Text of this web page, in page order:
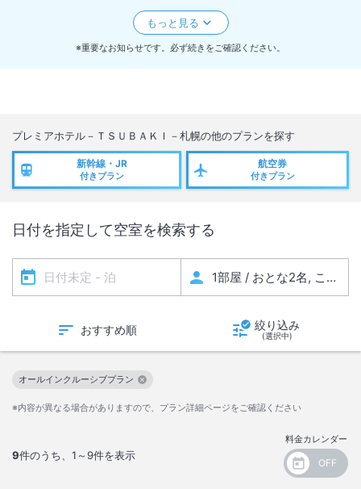
階段より誘導いたしますので、外出をされるお客様はフロントにご連絡
・停電の間は非常灯が点灯致します。
さい。
・全館の空調が一時的に停止致します。毛布等ご用意しておりますの
で、ご希望の方はフロントにご連絡ください。
失われる等の障害が発生する可能性がございます。
お願い致します。
※重要なお知らせです。必ず続きをご確認ください。
プレミアホテル－ＴＳＵＢＡＫＩ－札幌の他のプランを探す
新幹線・JR
付きプラン
航空券
付きプラン
日付を指定して空室を検索する
おすすめ順 絞り込み
(選択中)
9件のうち、 1～9件を表示
料金カレンダー
オールインクルーシブプラン
この絞り込み条件を解除
※内容が異なる場合がありますので、プラン詳細ページをご確認ください